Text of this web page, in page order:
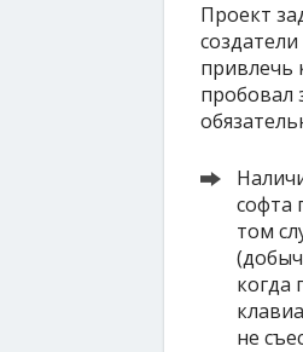
Проект
привлечь
пробовал
софта
том
когда
не